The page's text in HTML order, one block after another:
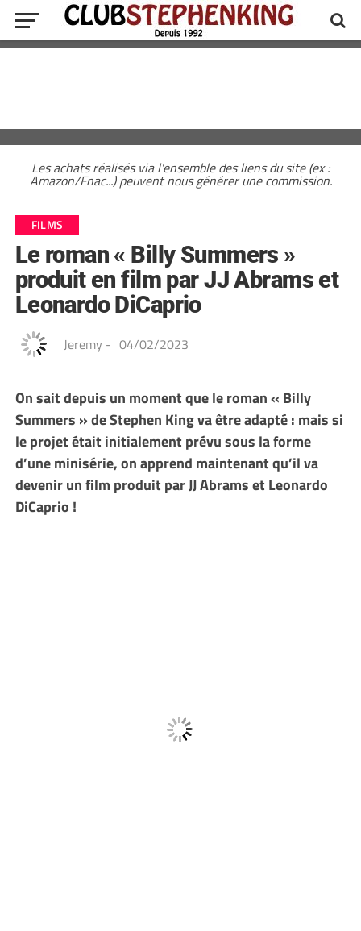
Les achats réalisés via l'ensemble des liens du site (ex :
Amazon/Fnac...) peuvent nous générer une commission.
FILMS
Le roman « Billy Summers »
produit en film par JJ Abrams et
Leonardo DiCaprio
Jeremy - 04/02/2023
On sait depuis un moment que le roman « Billy
Summers » de Stephen King va être adapté : mais si
le projet était initialement prévu sous la forme
d’une minisérie, on apprend maintenant qu’il va
devenir un film produit par JJ Abrams et Leonardo
DiCaprio !